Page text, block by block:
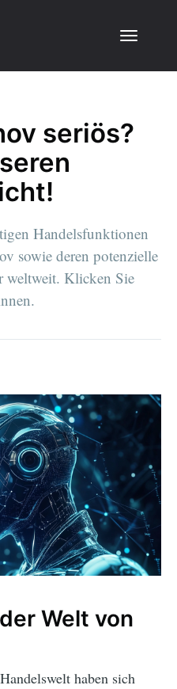
seriös?
Handelsfunktionen
sowie deren potenzielle
weltweit. Klicken Sie
Welt von
haben sich